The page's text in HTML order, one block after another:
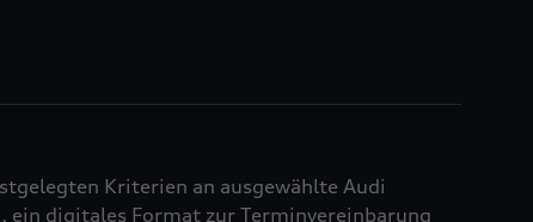
Kriterien an ausgewählte Audi
digitales Format zur Terminvereinbarung